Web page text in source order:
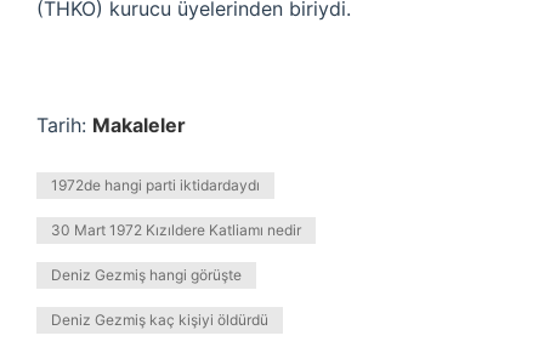
(THKO) kurucu üyelerinden biriydi.
Tarih: Makaleler
1972de hangi parti iktidardaydı
30 Mart 1972 Kızıldere Katliamı nedir
Deniz Gezmiş hangi görüşte
Deniz Gezmiş kaç kişiyi öldürdü